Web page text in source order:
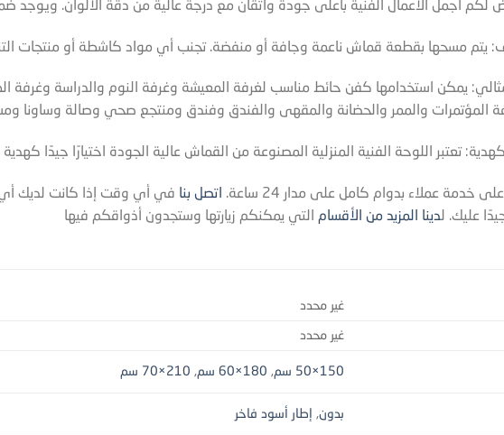
أجمل الأعمال الفنية بأعلى جودة واتقان مع درجة عالية من دقة الألوان. ويوجد
يتم مسحها بقطعة قماش ناعمة وجافة أو منفضة. تجنب أي مواد كاشطة أو منتجات
يمكن استخدامها كفن حائط مناسب لغرفة المعيشة وغرفة النوم والدراسة وغرفة
المؤتمرات والممر والحضانة والمقهى والفندق وفندق ومنتجع صحي وصالة وساونا
تعتبر اللوحة الفنية المنزلية المصنوعة من القماش عالية الجودة اختيارًا جيدًا
خدمة عملاء بدوام كامل على مدار 24 ساعة. اتصل بنا في أي وقت إذا كانت لديك أي
عليك. لدينا المزيد من الأقسام التي يمكنكم زيارتها وستجدون أذواقكم فيها
غير محدد
غير محدد
150×50 سم , 180×60 سم , 210×70 سم
بدون, إطار أسود فاخر